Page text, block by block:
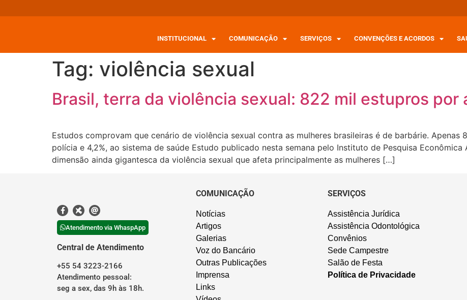
INSTITUCIONAL COMUNICAÇÃO SERVIÇOS CONVENÇÕES E ACORDOS
Tag: violência sexual
Brasil, terra da violência sexual: 822 mil estupros por
Estudos comprovam que cenário de violência sexual contra as mulheres brasileiras é de barbárie. Apenas
polícia e 4,2%, ao sistema de saúde Estudo publicado nesta semana pelo Instituto de Pesquisa
dimensão ainda gigantesca da violência sexual que afeta principalmente as mulheres […]
Atendimento via WhaspApp
Central de Atendimento
+55 54 3223-2166
Atendimento pessoal:
seg a sex, das 9h às 18h.
COMUNICAÇÃO
Notícias
Artigos
Galerias
Voz do Bancário
Outras Publicações
Imprensa
Links
SERVIÇOS
Assistência Jurídica
Assistência Odontológica
Convênios
Sede Campestre
Salão de Festa
Política de Privacidade